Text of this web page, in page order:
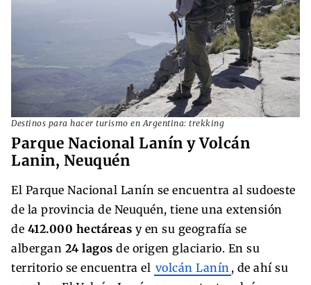
Destinos para hacer turismo en Argentina: trekking
Parque Nacional Lanín y Volcán
Lanin, Neuquén
El Parque Nacional Lanín se encuentra al sudoeste
de la provincia de Neuquén, tiene una extensión
de 412.000 hectáreas y en su geografía se
albergan 24 lagos de origen glaciario. En su
territorio se encuentra el volcán Lanín , de ahí su